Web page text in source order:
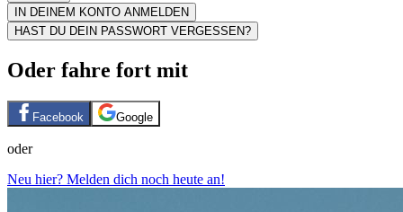
IN DEINEM KONTO ANMELDEN
HAST DU DEIN PASSWORT VERGESSEN?
Oder fahre fort mit
Facebook Google
oder
Neu hier? Melden dich noch heute an!